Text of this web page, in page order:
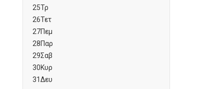
25Τρ
26Τετ
27Πεμ
28Παρ
29Σαβ
30Κυρ
31Δευ